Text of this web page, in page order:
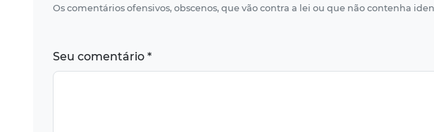
Os comentários ofensivos, obscenos, que vão contra a lei ou que não contenha
Seu comentário *